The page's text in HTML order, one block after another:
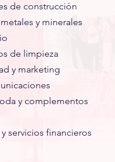
de construcción
y minerales
de limpieza
y marketing
y complementos
y servicios financieros